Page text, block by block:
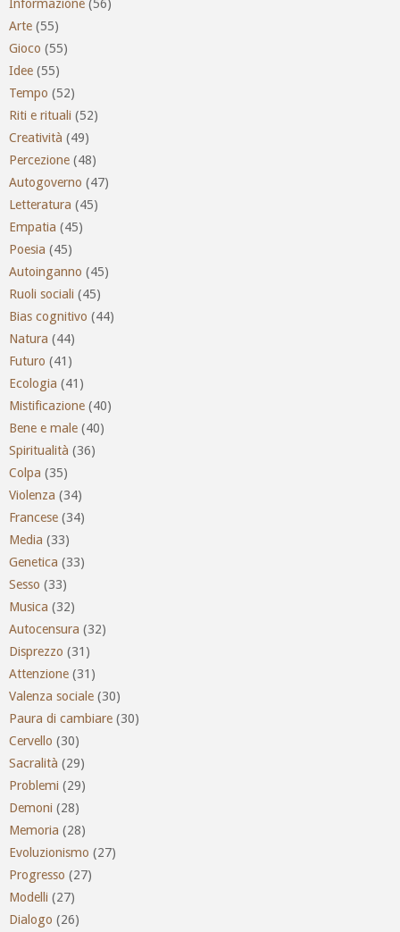
Informazione (56)
Arte (55)
Gioco (55)
Idee (55)
Tempo (52)
Riti e rituali (52)
Creatività (49)
Percezione (48)
Autogoverno (47)
Letteratura (45)
Empatia (45)
Poesia (45)
Autoinganno (45)
Ruoli sociali (45)
Bias cognitivo (44)
Natura (44)
Futuro (41)
Ecologia (41)
Mistificazione (40)
Bene e male (40)
Spiritualità (36)
Colpa (35)
Violenza (34)
Francese (34)
Media (33)
Genetica (33)
Sesso (33)
Musica (32)
Autocensura (32)
Disprezzo (31)
Attenzione (31)
Valenza sociale (30)
Paura di cambiare (30)
Cervello (30)
Sacralità (29)
Problemi (29)
Demoni (28)
Memoria (28)
Evoluzionismo (27)
Progresso (27)
Modelli (27)
Dialogo (26)